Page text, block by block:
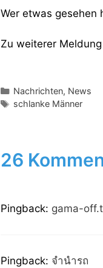
Wer etwas gesehen
Zu weiterer
Kategorien
Nachrichten, News
Schlagwörter
schlanke Männer
26
Pingback: gama-
Pingback: จำนำรถ